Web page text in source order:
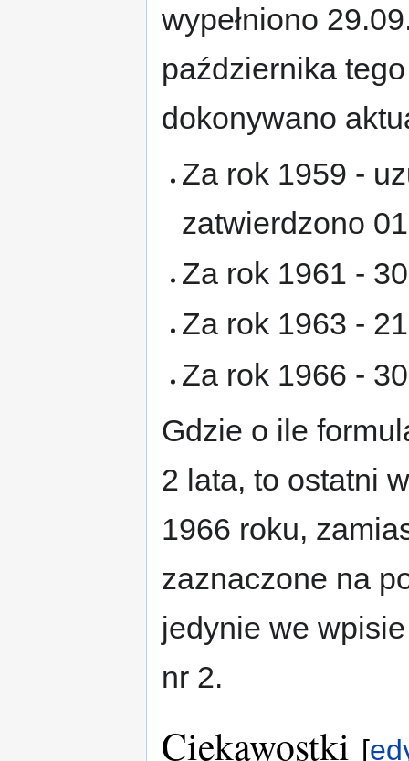
wypełniono
października
dokonywano
Za rok 1959 -
zatwierdzono
Za rok 1961 -
Za rok 1963 -
Za rok 1966 -
Gdzie o ile
2 lata, to ostatni
1966 roku,
zaznaczone na
jedynie we
nr 2.
Ciekawostki [